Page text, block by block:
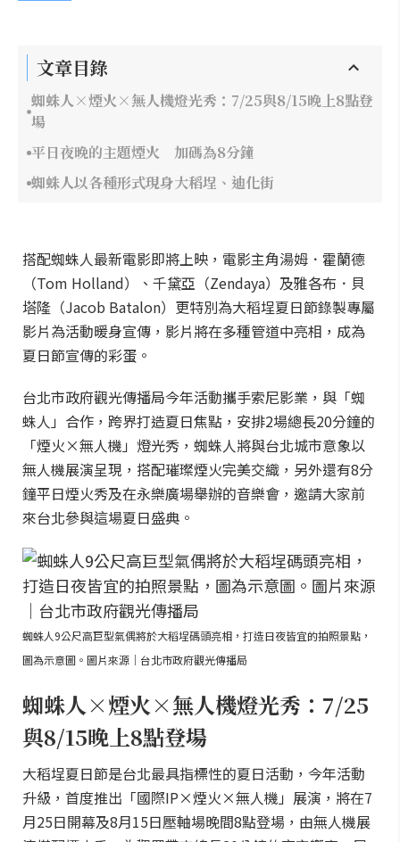
文章目錄
蜘蛛人×煙火×無人機燈光秀：7/25與8/15晚上8點登
場
平日夜晚的主題煙火 加碼為8分鐘
蜘蛛人以各種形式現身大稻埕、迪化街
搭配蜘蛛人最新電影即將上映，電影主角湯姆．霍蘭德
（Tom Holland）、千黛亞（Zendaya）及雅各布．貝
塔隆（Jacob Batalon）更特別為大稻埕夏日節錄製專屬
影片為活動暖身宣傳，影片將在多種管道中亮相，成為
夏日節宣傳的彩蛋。
台北市政府觀光傳播局今年活動攜手索尼影業，與「蜘
蛛人」合作，跨界打造夏日焦點，安排2場總長20分鐘的
「煙火×無人機」燈光秀，蜘蛛人將與台北城市意象以
無人機展演呈現，搭配璀璨煙火完美交織，另外還有8分
鐘平日煙火秀及在永樂廣場舉辦的音樂會，邀請大家前
來台北參與這場夏日盛典。
蜘蛛人9公尺高巨型氣偶將於大稻埕碼頭亮相，打造日夜皆宜的拍照景點，
圖為示意圖。圖片來源｜台北市政府觀光傳播局
蜘蛛人×煙火×無人機燈光秀：7/25
與8/15晚上8點登場
大稻埕夏日節是台北最具指標性的夏日活動，今年活動
升級，首度推出「國際IP×煙火×無人機」展演，將在7
月25日開幕及8月15日壓軸場晚間8點登場，由無人機展